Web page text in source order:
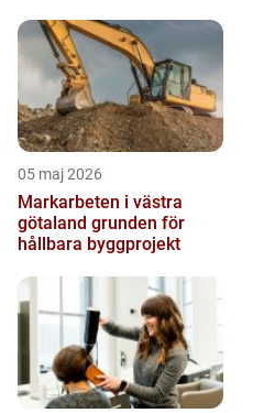
05 maj 2026
Markarbeten i västra
götaland grunden för
hållbara byggprojekt